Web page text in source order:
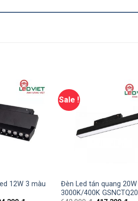
12W 3 màu
Sale !
Đèn Led tán quang 20W
3000K/400K GSNCTQ20